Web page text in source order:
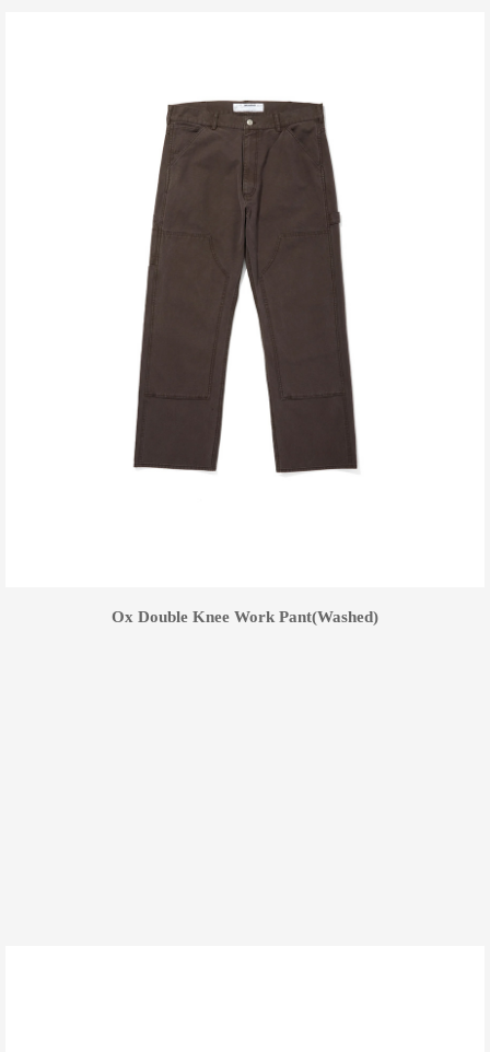
Ox Double Knee Work Pant(Washed)